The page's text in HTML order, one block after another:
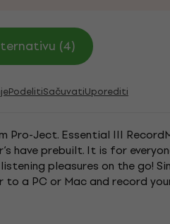
(4)
PodelitiSačuvatiUporediti
Pro-Ject. Essential III
have prebuilt. It is for
pleasures on the go!
to a PC or Mac and record
the USB...